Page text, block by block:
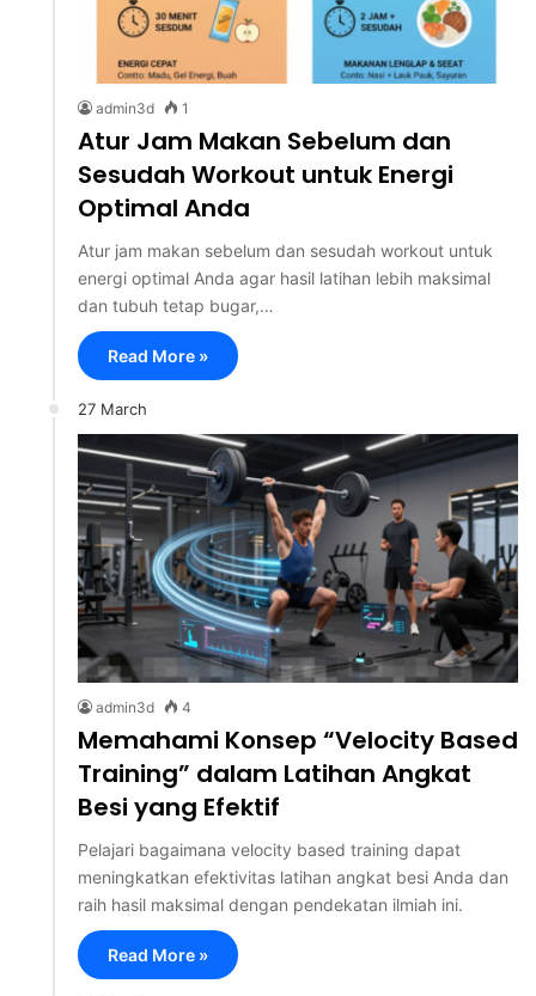
admin3d 1
Atur Jam Makan Sebelum dan
Sesudah Workout untuk Energi
Optimal Anda
Atur jam makan sebelum dan sesudah workout untuk
energi optimal Anda agar hasil latihan lebih maksimal
dan tubuh tetap bugar,…
Read More »
27 March
admin3d 4
Memahami Konsep “Velocity Based
Training” dalam Latihan Angkat
Besi yang Efektif
Pelajari bagaimana velocity based training dapat
meningkatkan efektivitas latihan angkat besi Anda dan
raih hasil maksimal dengan pendekatan ilmiah ini.
Read More »